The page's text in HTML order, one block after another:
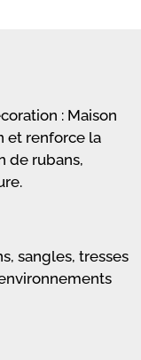
: Maison
et renforce la
de rubans,
sangles, tresses